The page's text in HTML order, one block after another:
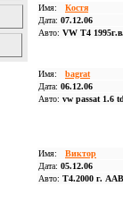
Имя: Костя
Дата: 07.12.06
Авто: VW T4
Имя: bagrat
Дата: 06.12.06
Авто: vw passat 1.6
Имя: Виктор
Дата: 05.12.06
Авто: Т4.2000 г.